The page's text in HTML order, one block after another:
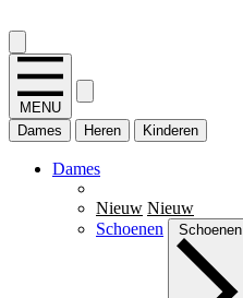
MENU
Dames
Heren Kinderen
Dames
Nieuw Nieuw
Schoenen
Schoenen